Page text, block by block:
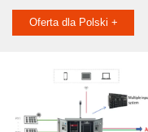
Oferta dla Polski +